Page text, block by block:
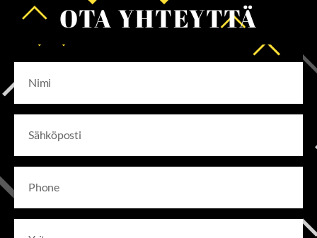
OTA YHTEYTTÄ